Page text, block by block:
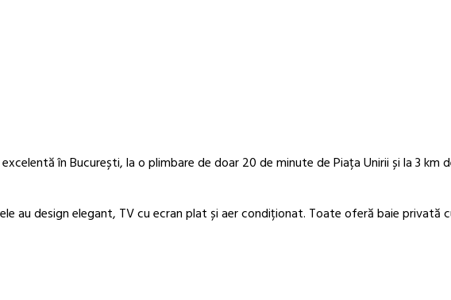
în București, la o plimbare de doar 20 de minute de Piața Unirii și la 3
au design elegant, TV cu ecran plat și aer condiționat. Toate oferă baie privată